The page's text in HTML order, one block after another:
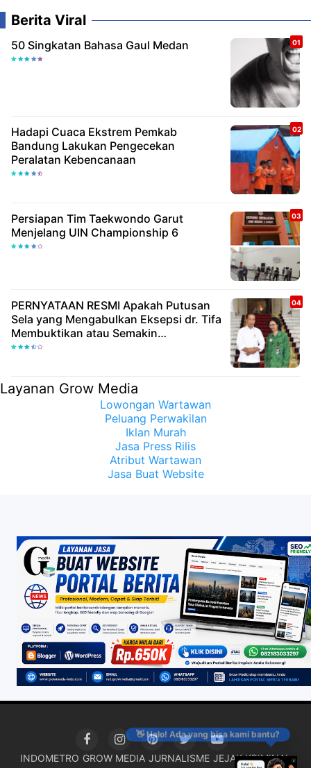
Berita Viral
50 Singkatan Bahasa Gaul Medan
Hadapi Cuaca Ekstrem Pemkab
Bandung Lakukan Pengecekan
Peralatan Kebencanaan
Persiapan Tim Taekwondo Garut
Menjelang UIN Championship 6
PERNYATAAN RESMI Apakah Putusan
Sela yang Mengabulkan Eksepsi dr. Tifa
Membuktikan atau Semakin
Meyakinkan Publik Bahwa Ijazah
Layanan Grow Media
Lowongan Wartawan
Peluang Perwakilan
Iklan Murah
Jasa Press Rilis
Atribut Wartawan
Jasa Buat Website
👋 Halo! Ada yang bisa kami bantu?
INDOMETRO GROW MEDIA JURNALISME JEJAK KRIMINAL